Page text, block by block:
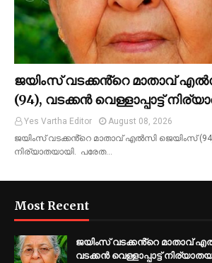
ജയിംസ് വടക്കൻ്റെ മാതാവ്
(94), വടക്കൻ വെള്ളാപ്പാട്ട്
Yes Vartha Editor
August 08, 2026
ജയിംസ് വടക്കൻ്റെ മാതാവ് എൽസി ജെയിംസ് (94),
നിര്യാതയായി. പരേത…
Most Recent
ജയിംസ് വടക്കൻ്റെ മാതാവ്
വടക്കൻ വെള്ളാപ്പാട്ട്